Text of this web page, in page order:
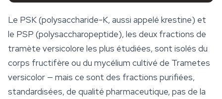
Le PSK (polysaccharide-K, aussi appelé krestine) et
le PSP (polysaccharopeptide), les deux fractions de
tramète versicolore les plus étudiées, sont isolés du
corps fructifère ou du mycélium cultivé de Trametes
versicolor — mais ce sont des fractions purifiées,
standardisées, de qualité pharmaceutique, pas de la